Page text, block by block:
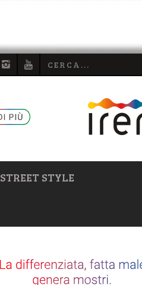
STREET STYLE